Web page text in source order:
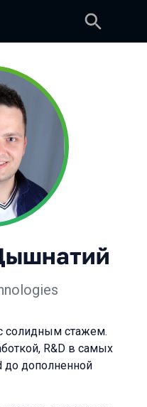
солидным стажем.
R&D в самых
до дополненной